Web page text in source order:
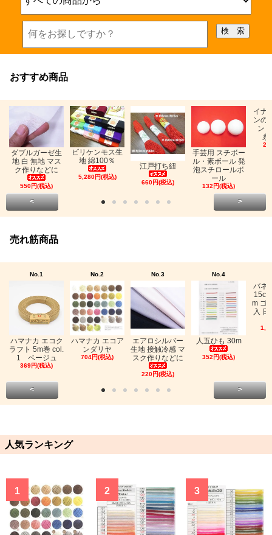
おすすめ商品
ダブルガーゼ生
地 白 無地 マス
ク作りなどに
550円(税込)
ビリケンモス生
地 綿100％
5,280円(税込)
江戸打ち紐
660円(税込)
手芸用 スチボー
ル・素ボール 発
泡スチロールボ
ール
132円(税込)
イナ
ンの
ン
糸
< >
売れ筋商品
No.1
ハマナカ エコク
ラフト 5m巻 col.
1 ベージュ
369円(税込)
No.2
ハマナカ エコア
ンダリヤ
704円(税込)
No.3
エアロシルバー
生地 接触冷感 マ
スク作りなどに
220円(税込)
No.4
人五ひも 30m
352円(税込)
バネ
m ゴ
入
< >
人気ランキング
1 2 3